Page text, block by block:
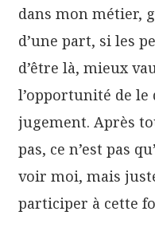
dans mon métier,
d’une part, si les
d’être là, mieux
l’opportunité de
jugement. Après
pas, ce n’est pas
voir moi, mais
participer à cette